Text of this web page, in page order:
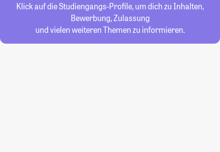
Klick auf die Studiengangs-Profile, um dich zu Inhalten,
Bewerbung, Zulassung
und vielen weiteren Themen zu informieren.